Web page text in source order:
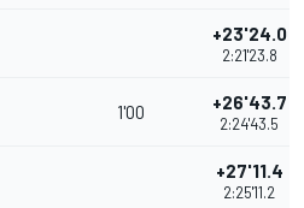
+23'24.0
2:21'23.8
1'00 +26'43.7
2:24'43.5
+27'11.4
2:25'11.2